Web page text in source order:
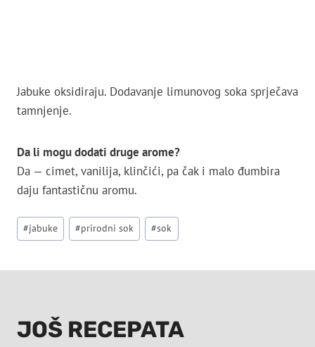
Jabuke oksidiraju. Dodavanje limunovog soka sprječava
tamnjenje.
Da li mogu dodati druge arome?
Da — cimet, vanilija, klinčići, pa čak i malo đumbira
daju fantastičnu aromu.
Post
Tags:
#jabuke #prirodni sok #sok
JOŠ RECEPATA